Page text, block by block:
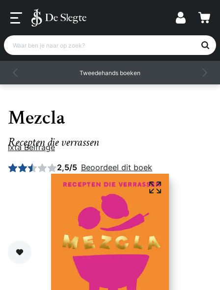
Waar ben je naar op zoek?
Tweedehands boeken
Mezcla
Recepten die verrassen
Ixta Belfrage
Gemiddelde beoordeling: 2,5 uit 5
2,5/5 Beoordeel dit boek
Zet op verlanglijst